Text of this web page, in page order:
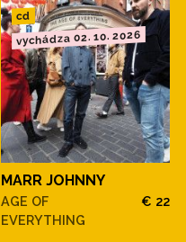
cd
vychádza 02. 10. 2026
MARR JOHNNY
AGE OF
EVERYTHING
€ 22